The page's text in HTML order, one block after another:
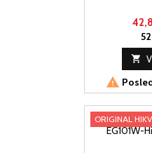


ORIGINAL